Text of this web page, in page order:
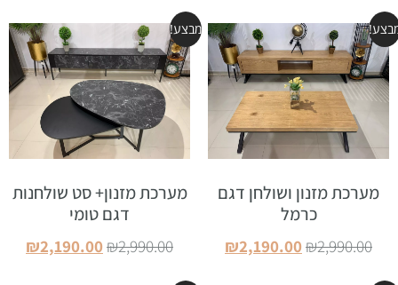
מערכת מזנון ושולחן דגם
כרמל
₪2,990.00
₪2,190.00
מבצע!
מערכת מזנון+ סט שולחנות
דגם טומי
₪2,990.00
₪2,190.00